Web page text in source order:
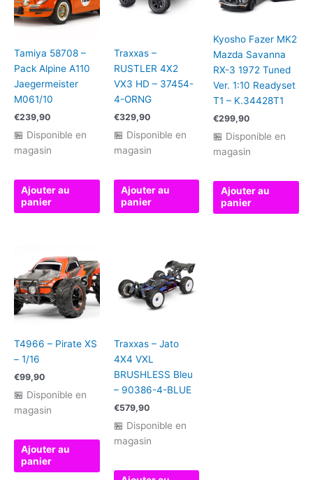
4-
ORNG
Tamiya 58708 –
Pack Alpine A110
Jaegermeister
M061/10
€239,90
🏪 Disponible en
magasin
Ajouter au
panier
Traxxas –
RUSTLER 4X2
VX3 HD – 37454-
4-ORNG
€329,90
🏪 Disponible en
magasin
Ajouter au
panier
Kyosho Fazer MK2
Mazda Savanna
RX-3 1972 Tuned
Ver. 1:10 Readyset
T1 – K.34428T1
€299,90
🏪 Disponible en
magasin
Ajouter au
panier
T4966 – Pirate XS
– 1/16
€99,90
🏪 Disponible en
magasin
Ajouter au
panier
Traxxas – Jato
4X4 VXL
BRUSHLESS Bleu
– 90386-4-BLUE
€579,90
🏪 Disponible en
magasin